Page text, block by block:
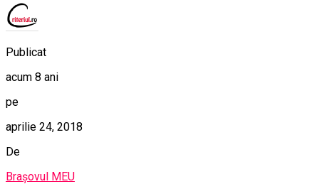
Publicat
acum 8 ani
pe
aprilie 24, 2018
De
Brașovul MEU